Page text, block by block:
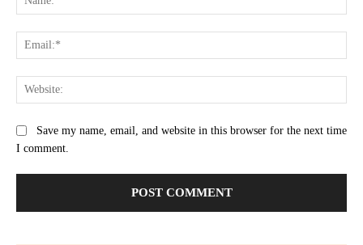
Save my name, email, and website in this browser for the next time
I comment.